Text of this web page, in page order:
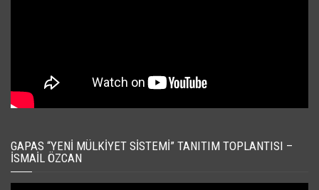
GAPAS “YENI MÜLKIYET SISTEMI” TANITIM TOPLANTISI –
İSMAIL ÖZCAN